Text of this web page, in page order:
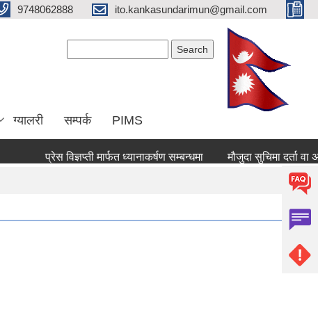
9748062888 ito.kankasundarimun@gmail.com
ग्यालरी सम्पर्क PIMS
प्रेस विज्ञप्ती मार्फत ध्यानाकर्षण सम्बन्धमा मौजुदा सुचिमा दर्ता वा